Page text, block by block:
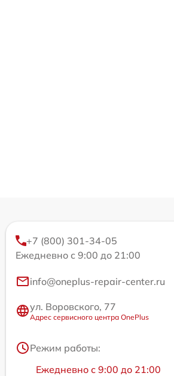
+7 (800) 301-34-05
Ежедневно с 9:00 до 21:00
info@oneplus-repair-center.ru
ул. Воровского, 77
Адрес сервисного центра OnePlus
Режим работы:
Ежедневно с 9:00 до 21:00